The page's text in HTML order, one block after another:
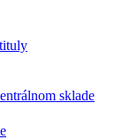
sklade